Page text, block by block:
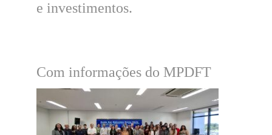
e investimentos.
Com informações do MPDFT